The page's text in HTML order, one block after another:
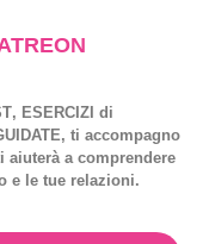
, ESERCIZI di
, ti accompagno
aiuterà a comprendere
e le tue relazioni.